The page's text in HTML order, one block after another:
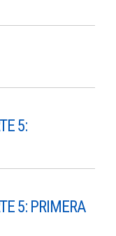
5:
5: PRIMERA